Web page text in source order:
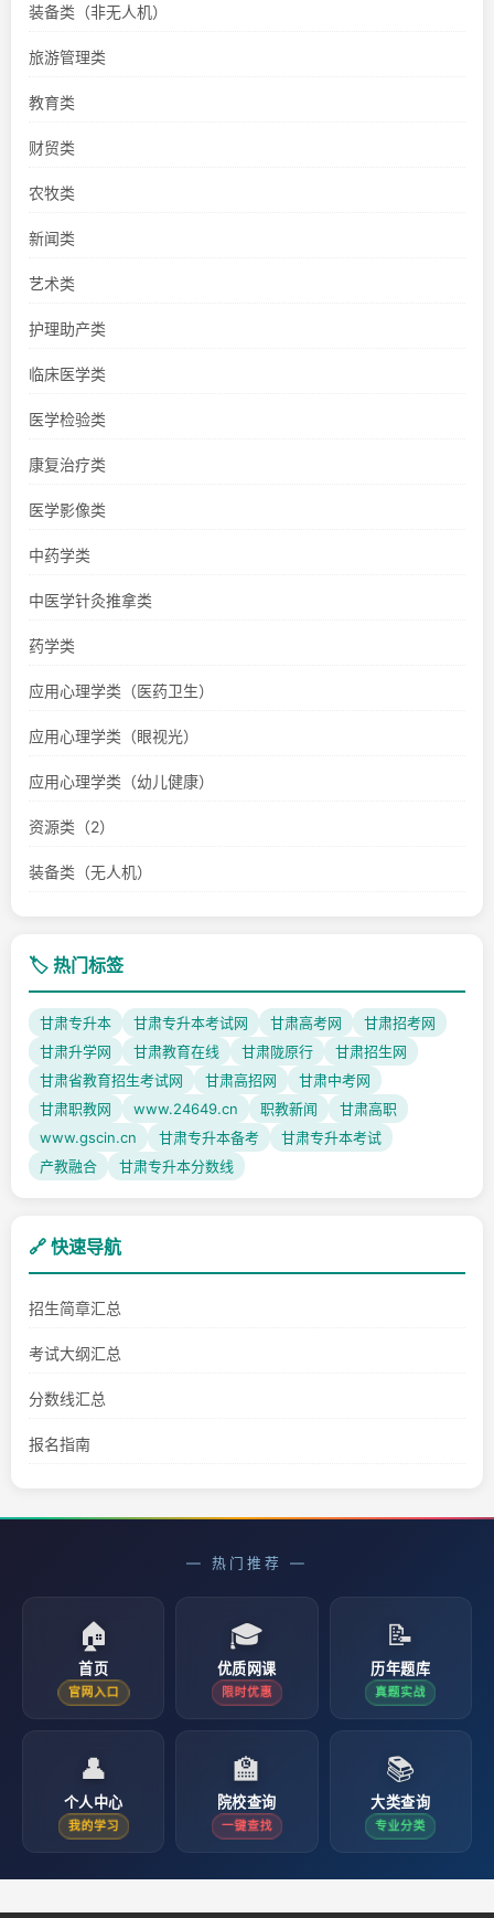
装备类（非无人机）
旅游管理类
教育类
财贸类
农牧类
新闻类
艺术类
护理助产类
临床医学类
医学检验类
康复治疗类
医学影像类
中药学类
中医学针灸推拿类
药学类
应用心理学类（医药卫生）
应用心理学类（眼视光）
应用心理学类（幼儿健康）
资源类（2）
装备类（无人机）
🏷️ 热门标签
甘肃专升本 甘肃专升本考试网 甘肃高考网
甘肃招考网
甘肃升学网
甘肃教育在线 甘肃陇原行
甘肃招生网
甘肃省教育招生考试网
甘肃高招网
甘肃中考网
甘肃职教网
www.24649.cn 职教新闻
甘肃高职
www.gscin.cn
甘肃专升本备考
甘肃专升本考试
产教融合
甘肃专升本分数线
🔗 快速导航
招生简章汇总
考试大纲汇总
分数线汇总
报名指南
— 热门推荐 —
🏠
首页
官网入口
🎓
优质网课
限时优惠
📝
历年题库
真题实战
👤
个人中心
我的学习
🏫
院校查询
一键查找
📚
大类查询
专业分类